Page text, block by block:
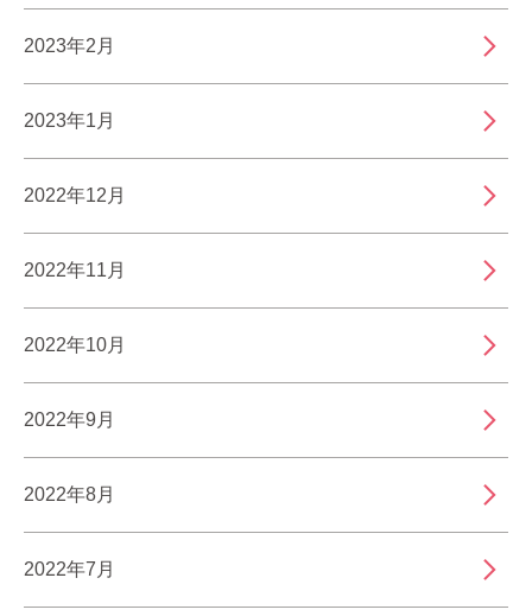
2023年2月
2023年1月
2022年12月
2022年11月
2022年10月
2022年9月
2022年8月
2022年7月